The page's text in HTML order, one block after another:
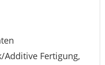
Additive Fertigung,